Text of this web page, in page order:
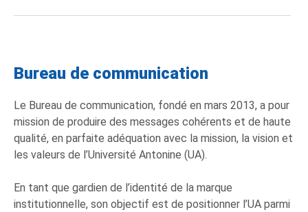
Bureau de communication
Le Bureau de communication, fondé en mars 2013, a pour
mission de produire des messages cohérents et de haute
qualité, en parfaite adéquation avec la mission, la vision et
les valeurs de l’Université Antonine (UA).
En tant que gardien de l’identité de la marque
institutionnelle, son objectif est de positionner l’UA parmi